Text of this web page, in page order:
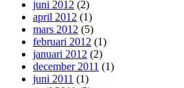
juni 2012 (2)
april 2012 (1)
mars 2012 (5)
februari 2012 (1)
januari 2012 (2)
december 2011 (1)
juni 2011 (1)